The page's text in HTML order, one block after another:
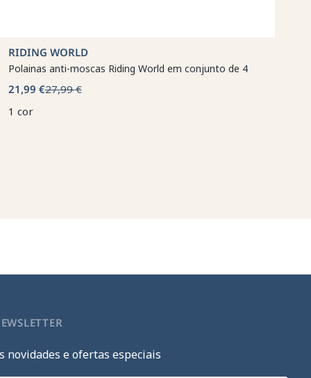
RIDING WORLD
Polainas anti-moscas Riding World em conjunto de 4
21,99 €27,99 €
1 cor
novidades e ofertas especiais